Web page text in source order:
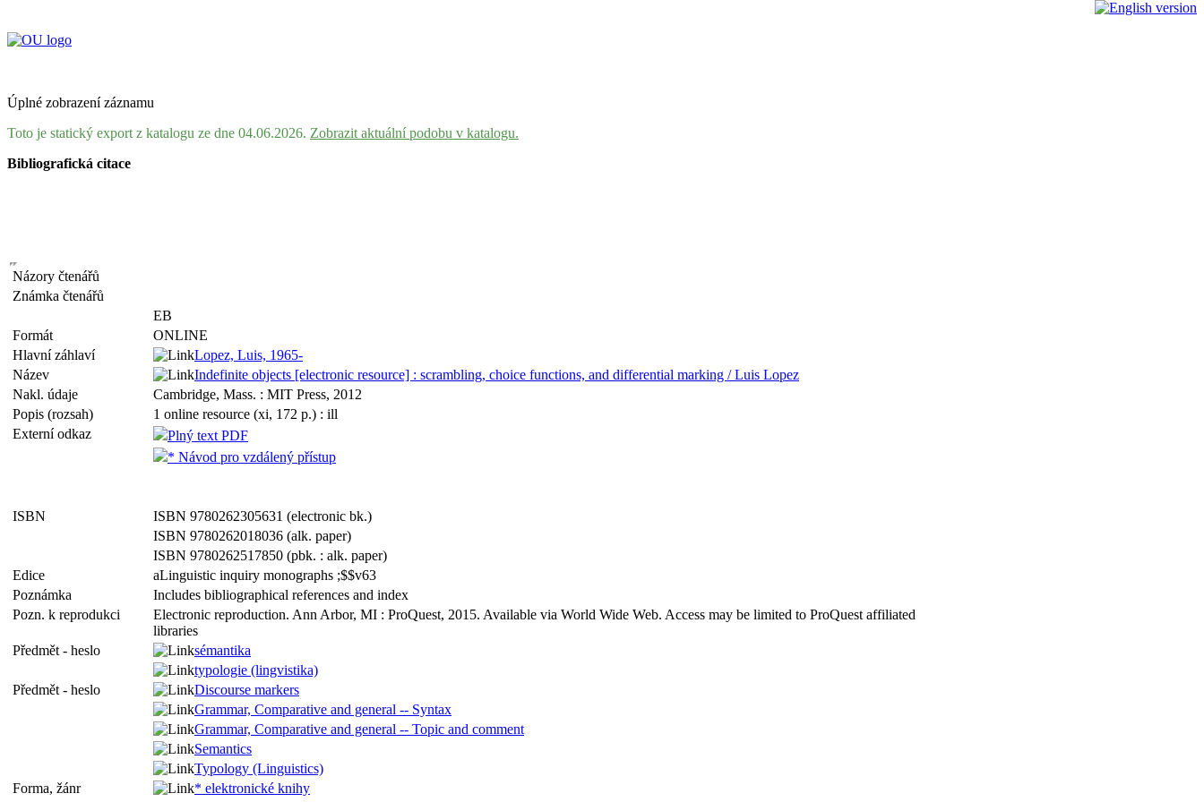
Úplné zobrazení záznamu
Toto je statický export z katalogu ze dne 04.06.2026. Zobrazit aktuální podobu v katalogu.
Bibliografická citace
Názory čtenářů
Známka čtenářů
EB
Formát
ONLINE
Hlavní záhlaví
Lopez, Luis, 1965-
Název
Indefinite objects [electronic resource] : scrambling, choice functions, and differential marking / Luis Lopez
Nakl. údaje
Cambridge, Mass. : MIT Press, 2012
Popis (rozsah)
1 online resource (xi, 172 p.) : ill
Externí odkaz
Plný text PDF
* Návod pro vzdálený přístup
ISBN
ISBN 9780262305631 (electronic bk.)
ISBN 9780262018036 (alk. paper)
ISBN 9780262517850 (pbk. : alk. paper)
Edice
aLinguistic inquiry monographs ;$$v63
Poznámka
Includes bibliographical references and index
Pozn. k reprodukci
Electronic reproduction. Ann Arbor, MI : ProQuest, 2015. Available via World Wide Web. Access may be limited to ProQuest affiliated
libraries
Předmět - heslo
sémantika
typologie (lingvistika)
Předmět - heslo
Discourse markers
Grammar, Comparative and general -- Syntax
Grammar, Comparative and general -- Topic and comment
Semantics
Typology (Linguistics)
Forma, žánr
* elektronické knihy